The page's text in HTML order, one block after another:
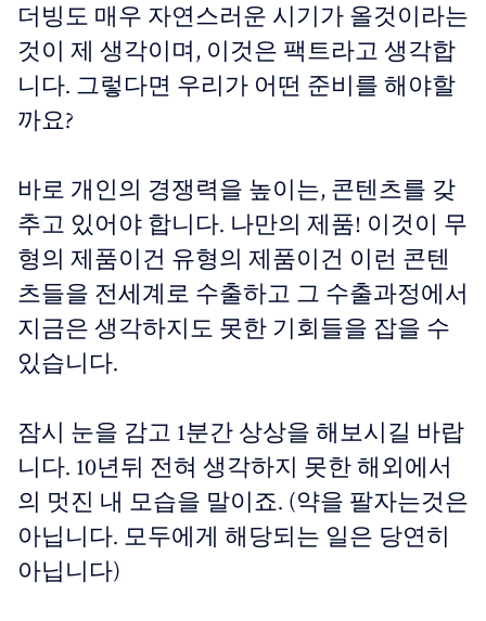
더빙도 매우 자연스러운 시기가 올것이라는
것이 제 생각이며, 이것은 팩트라고 생각합
니다. 그렇다면 우리가 어떤 준비를 해야할
까요?
바로 개인의 경쟁력을 높이는, 콘텐츠를 갖
추고 있어야 합니다. 나만의 제품! 이것이 무
형의 제품이건 유형의 제품이건 이런 콘텐
츠들을 전세계로 수출하고 그 수출과정에서
지금은 생각하지도 못한 기회들을 잡을 수
있습니다.
잠시 눈을 감고 1분간 상상을 해보시길 바랍
니다. 10년뒤 전혀 생각하지 못한 해외에서
의 멋진 내 모습을 말이죠. (약을 팔자는것은
아닙니다. 모두에게 해당되는 일은 당연히
아닙니다)